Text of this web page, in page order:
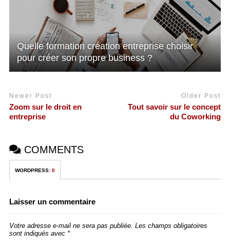
Quelle formation création entreprise choisir
pour créer son propre business ?
Newer Post
Zoom sur le droit en
entreprise
Older Post
Tout savoir sur le concept
du Coworking
COMMENTS
WORDPRESS: 0
Laisser un commentaire
Votre adresse e-mail ne sera pas publiée. Les champs obligatoires
sont indiqués avec *